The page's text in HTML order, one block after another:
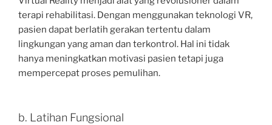
terapi rehabilitasi. Dengan menggunakan teknologi VR,
pasien dapat berlatih gerakan tertentu dalam
lingkungan yang aman dan terkontrol. Hal ini tidak
hanya meningkatkan motivasi pasien tetapi juga
mempercepat proses pemulihan.
b. Latihan Fungsional